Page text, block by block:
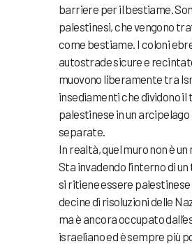
barriere per il bestiame.
palestinesi, che vengono
come bestiame. I coloni
autostrade sicure e
muovono liberamente tra
insediamenti che dividono
palestinese in un arcipelago
separate.
In realtà, quel muro non è
Sta invadendo l’interno di
si ritiene essere
decine di risoluzioni delle
ma è ancora occupato
israeliano ed è sempre più